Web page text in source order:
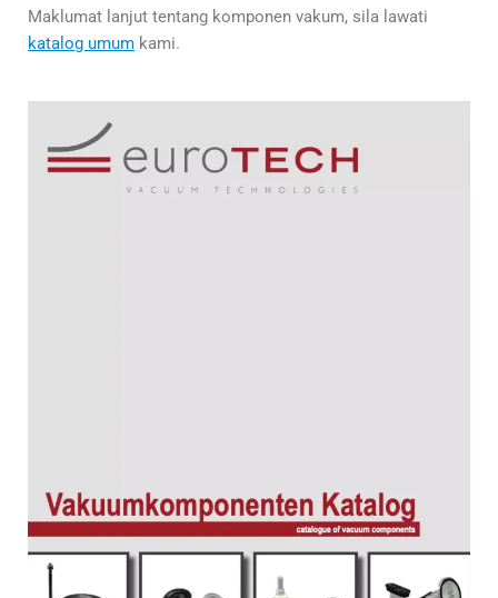
Maklumat lanjut tentang komponen vakum, sila lawati
katalog umum kami.